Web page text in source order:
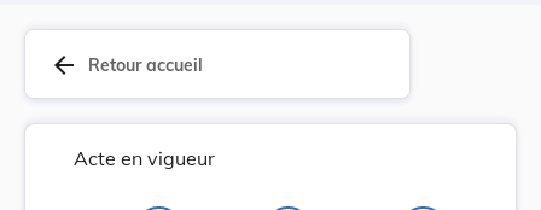
arrow_back Retour accueil
Acte en vigueur